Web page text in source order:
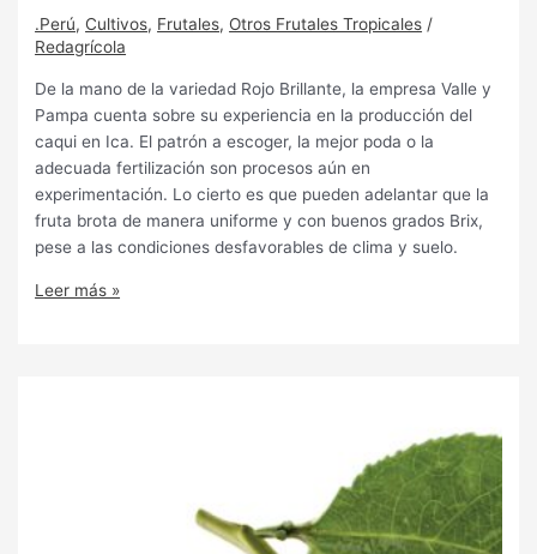
.Perú, Cultivos, Frutales, Otros Frutales Tropicales /
Redagrícola
De la mano de la variedad Rojo Brillante, la empresa Valle y
Pampa cuenta sobre su experiencia en la producción del
caqui en Ica. El patrón a escoger, la mejor poda o la
adecuada fertilización son procesos aún en
experimentación. Lo cierto es que pueden adelantar que la
fruta brota de manera uniforme y con buenos grados Brix,
pese a las condiciones desfavorables de clima y suelo.
Leer más »